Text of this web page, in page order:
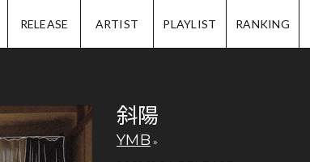
RELEASE ARTIST PLAYLIST RANKING
斜陽
YMB